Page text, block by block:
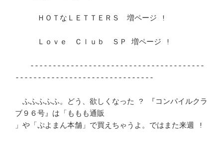
ＨＯＴなＬＥＴＴＥＲＳ　増ページ !
Ｌｏｖｅ　Ｃｌｕｂ　ＳＰ 増ページ !
---------------------------------------
-------------------------------
ふふふふふ。どう、欲しくなった ? 『コンパイルクラ
ブ９６号』は「ももも通販
」や「ぷよまん本舗」で買えちゃうよ。ではまた来週 !